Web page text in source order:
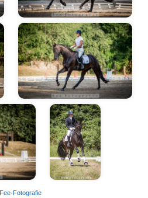
Fee-Fotografie